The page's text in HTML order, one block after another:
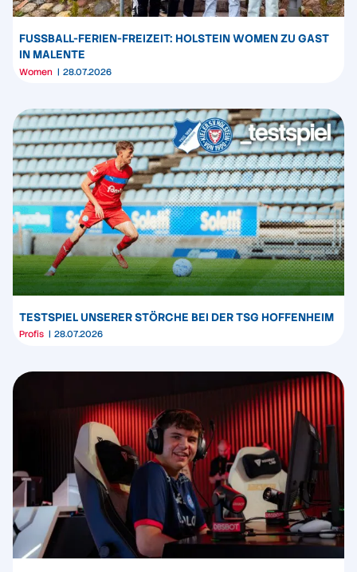
FUSSBALL-FERIEN-FREIZEIT: HOLSTEIN WOMEN ZU GAST I
N MALENTE
Women 28.07.2026
TESTSPIEL UNSERER STÖRCHE BEI DER TSG HOFFENHEIM
Profis 28.07.2026